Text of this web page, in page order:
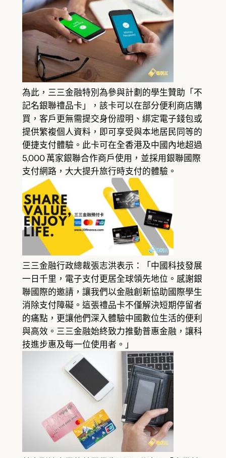
為此，三三金融特別為參與計劃的學生贊助「不
記名銀聯禮品卡」，該卡可以在部分便利商店購
買，客戶更無需提交身份證明、綁定電子錢包或
提供繁複個人資料，即可享受與本地居民同等的
便捷支付體驗。此卡可在全香港及中國內地超過
5,000 萬家銀聯合作商戶使用，並採用銀聯國際
支付網路，大大提升旅行時支付的體驗。
三三金融行政總裁張志洪表示：「中國科技發展
一日千里，電子支付更居全球領先地位。感謝銀
聯國際的邀請，讓我們以金融創新協助國際學生
消除支付障礙。這張禮品卡不僅解決短期停留者
的痛點，更讓他們深入體驗中國數位生活的便利
與高效。三三金融始終致力推動普惠金融，讓科
技進步惠及每一位使用者。」